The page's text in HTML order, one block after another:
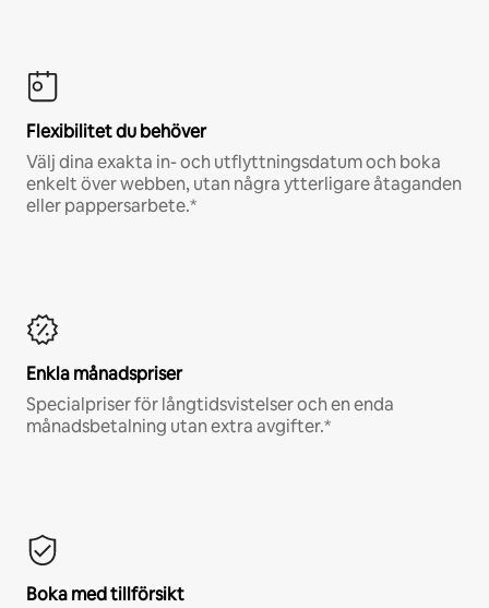
Flexibilitet du behöver
Välj dina exakta in- och utflyttningsdatum och boka
enkelt över webben, utan några ytterligare åtaganden
eller pappersarbete.*
Enkla månadspriser
Specialpriser för långtidsvistelser och en enda
månadsbetalning utan extra avgifter.*
Boka med tillförsikt